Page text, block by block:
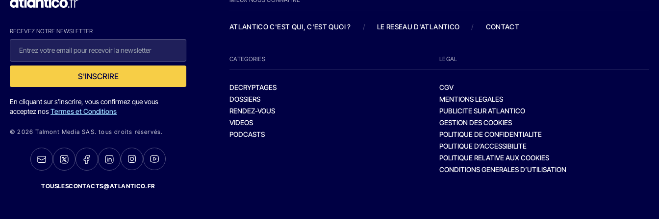
RECEVEZ NOTRE NEWSLETTER
S'INSCRIRE
En cliquant sur s'inscrire, vous confirmez que vous
acceptez nosTermes et Conditions
© 2026 Talmont Media SAS. tous droits réservés.
TOUSLESCONTACTS@ATLANTICO.FR
ATLANTICO C'EST QUI, C'EST QUOI ? / LE RESEAU D'ATLANTICO / CONTACT
CATEGORIES
DECRYPTAGES
DOSSIERS
RENDEZ-VOUS
VIDEOS
PODCASTS
LEGAL
CGV
MENTIONS LEGALES
PUBLICITE SUR ATLANTICO
GESTION DES COOKIES
POLITIQUE DE CONFIDENTIALITE
POLITIQUE D’ACCESSIBILITE
POLITIQUE RELATIVE AUX COOKIES
CONDITIONS GENERALES D’UTILISATION